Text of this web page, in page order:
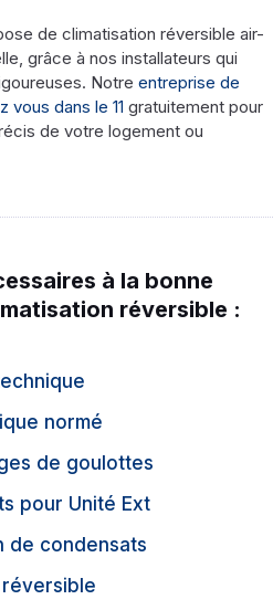
de climatisation réversible air-
grâce à nos installateurs qui
Notre entreprise de
dans le 11 gratuitement pour
de votre logement ou
à la bonne
réversible :
normé
de goulottes
pour Unité Ext
de condensats
réversible